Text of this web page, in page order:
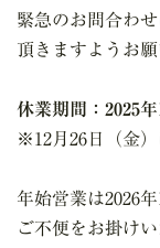
緊急のお問合わ
頂きますようお願
休業期間：2025
※12月26日（金
年始営業は2026
ご不便をお掛け